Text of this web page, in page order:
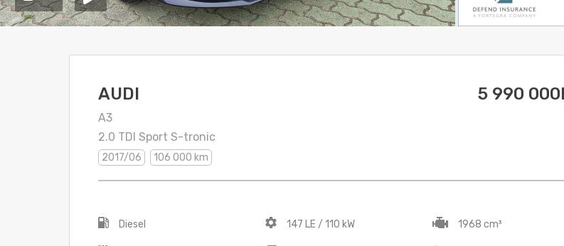
AUDI
A3
2.0 TDI Sport S-tronic
5 990
2017/06 106 000 km
Diesel 147 LE / 110 kW 1968 cm³